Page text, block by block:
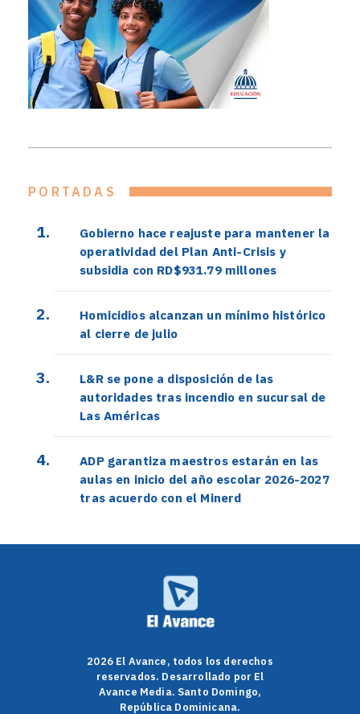
PORTADAS
Gobierno hace reajuste para mantener la
operatividad del Plan Anti-Crisis y
subsidia con RD$931.79 millones
Homicidios alcanzan un mínimo histórico
al cierre de julio
L&R se pone a disposición de las
autoridades tras incendio en sucursal de
Las Américas
ADP garantiza maestros estarán en las
aulas en inicio del año escolar 2026-2027
tras acuerdo con el Minerd
2026 El Avance, todos los derechos
reservados. Desarrollado por El
Avance Media. Santo Domingo,
República Dominicana.